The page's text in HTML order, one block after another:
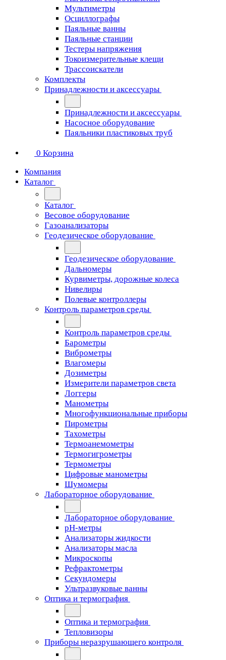
Мультиметры
Осциллографы
Паяльные ванны
Паяльные станции
Тестеры напряжения
Токоизмерительные клещи
Трассоискатели
Комплекты
Принадлежности и аксессуары
Принадлежности и аксессуары
Насосное оборудование
Паяльники пластиковых труб
0 Корзина
Компания
Каталог
Каталог
Весовое оборудование
Газоанализаторы
Геодезическое оборудование
Геодезическое оборудование
Дальномеры
Курвиметры, дорожные колеса
Нивелиры
Полевые контроллеры
Контроль параметров среды
Контроль параметров среды
Барометры
Виброметры
Влагомеры
Дозиметры
Измерители параметров света
Логгеры
Манометры
Многофункциональные приборы
Пирометры
Тахометры
Термоанемометры
Термогигрометры
Термометры
Цифровые манометры
Шумомеры
Лабораторное оборудование
Лабораторное оборудование
pH-метры
Анализаторы жидкости
Анализаторы масла
Микроскопы
Рефрактометры
Секундомеры
Ультразвуковые ванны
Оптика и термография
Оптика и термография
Тепловизоры
Приборы неразрушающего контроля